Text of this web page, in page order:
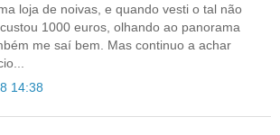
loja de noivas, e quando vesti o tal não
1000 euros, olhando ao panorama
me saí bem. Mas continuo a achar
14:38